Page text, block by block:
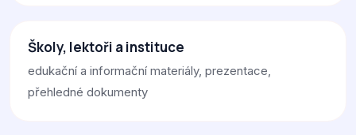
Školy, lektoři a instituce
edukační a informační materiály, prezentace,
přehledné dokumenty